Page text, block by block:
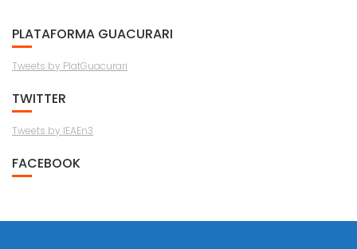
PLATAFORMA GUACURARI
Tweets by PlatGuacurari
TWITTER
Tweets by IEAEn3
FACEBOOK